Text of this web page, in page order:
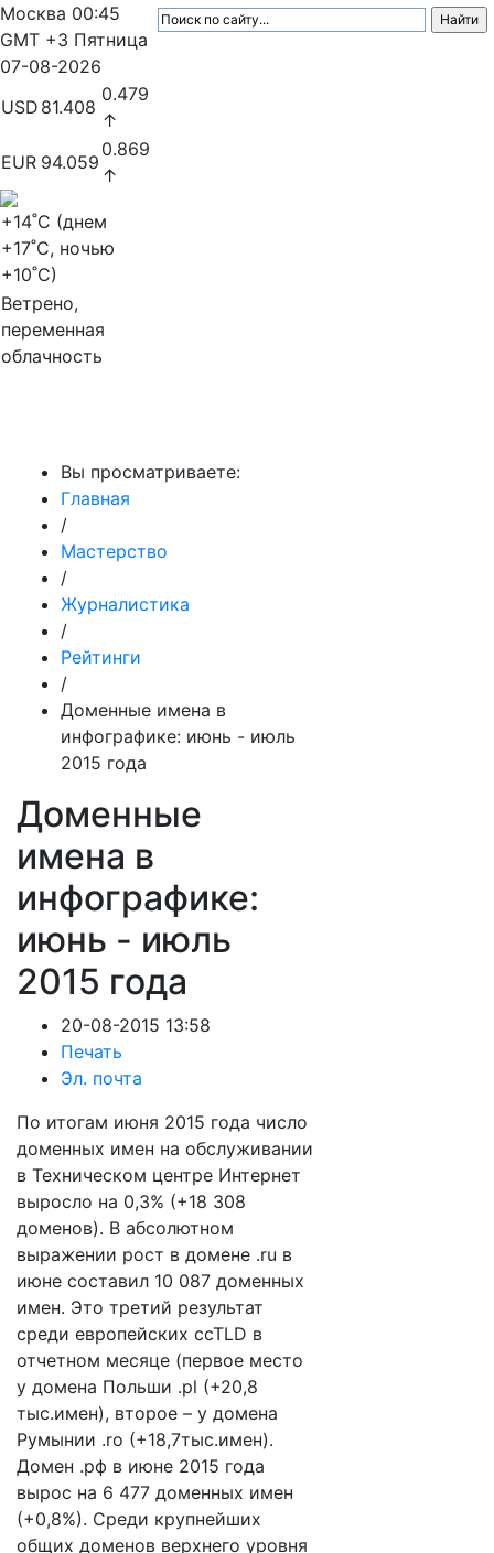
Москва 00:45
GMT +3 Пятница
07-08-2026
USD 81.408
0.479
↑
EUR 94.059
0.869
↑
+14˚C (днем
+17˚C, ночью
+10˚C)
Ветрено,
переменная
облачность
Вы просматриваете:
Главная
/
Мастерство
/
Журналистика
/
Рейтинги
/
Доменные имена в
инфографике: июнь - июль
2015 года
Доменные
имена в
инфографике:
июнь - июль
2015 года
20-08-2015 13:58
Печать
Эл. почта
По итогам июня 2015 года число
доменных имен на обслуживании
в Техническом центре Интернет
выросло на 0,3% (+18 308
доменов). В абсолютном
выражении рост в домене .ru в
июне составил 10 087 доменных
имен. Это третий результат
среди европейских ccTLD в
отчетном месяце (первое место
у домена Польши .pl (+20,8
тыс.имен), второе – у домена
Румынии .ro (+18,7тыс.имен).
Домен .рф в июне 2015 года
вырос на 6 477 доменных имен
(+0,8%). Среди крупнейших
общих доменов верхнего уровня